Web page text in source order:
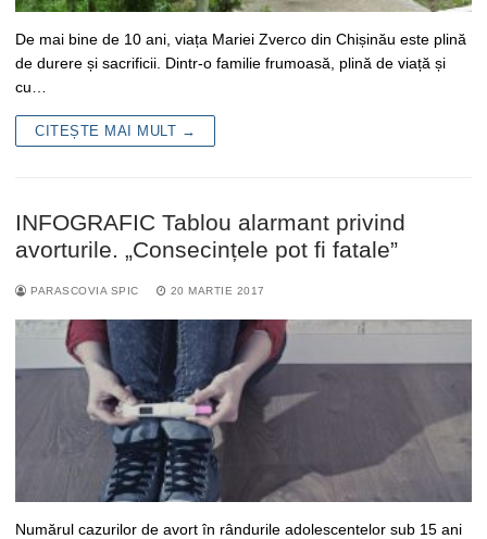
De mai bine de 10 ani, viața Mariei Zverco din Chișinău este plină
de durere și sacrificii. Dintr-o familie frumoasă, plină de viață și
cu…
CITEȘTE MAI MULT →
INFOGRAFIC Tablou alarmant privind
avorturile. „Consecințele pot fi fatale”
PARASCOVIA SPIC 20 MARTIE 2017
Numărul cazurilor de avort în rândurile adolescentelor sub 15 ani